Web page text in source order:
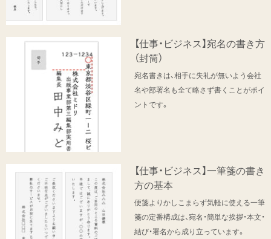
【仕事・ビジネス】宛名の書き方
（封筒）
宛名書きは、相手に失礼が無いよう会社
名や部署名も全て略さず書くことがポイ
ントです。
【仕事・ビジネス】一筆箋の書き
方の基本
便箋よりかしこまらず気軽に使える一筆
箋の定番構成は、宛名・簡単な挨拶・本文・
結び・署名から成り立っています。